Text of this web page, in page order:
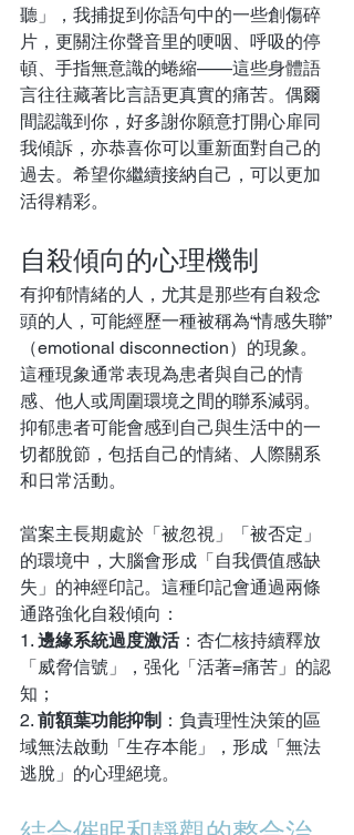
聽」，我捕捉到你語句中的一些創傷碎
片，更關注你聲音里的哽咽、呼吸的停
頓、手指無意識的蜷縮——這些身體語
言往往藏著比言語更真實的痛苦。偶爾
間認識到你，好多謝你願意打開心扉同
我傾訴，亦恭喜你可以重新面對自己的
過去。希望你繼續接納自己，可以更加
活得精彩。
自殺傾向的心理機制
有抑郁情緒的人，尤其是那些有自殺念
頭的人，可能經歷一種被稱為“情感失聯”
（emotional disconnection）的現象。
這種現象通常表現為患者與自己的情
感、他人或周圍環境之間的聯系減弱。
抑郁患者可能會感到自己與生活中的一
切都脫節，包括自己的情緒、人際關系
和日常活動。
當案主長期處於「被忽視」「被否定」
的環境中，大腦會形成「自我價值感缺
失」的神經印記。這種印記會通過兩條
通路強化自殺傾向：
1. 邊緣系統過度激活：杏仁核持續釋放
「威脅信號」，强化「活著=痛苦」的認
知；
2. 前額葉功能抑制 ：負責理性決策的區
域無法啟動「生存本能」，形成「無法
逃脫」的心理絕境。